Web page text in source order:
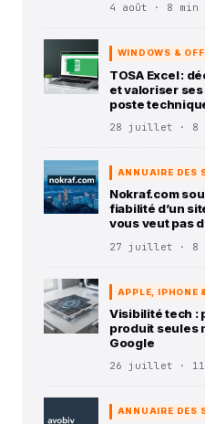
4 août · 8 min
WINDOWS &
TOSA Excel :
et valoriser
poste
28 juillet · 8
ANNUAIRE DES
Nokraf.com
fiabilité d’un
vous veut pas
27 juillet · 8
APPLE, IPHONE
Visibilité tech :
produit seules
Google
26 juillet · 11
ANNUAIRE DES